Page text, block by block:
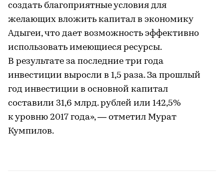
создать благоприятные условия для
желающих вложить капитал в экономику
Адыгеи, что дает возможность эффективно
использовать имеющиеся ресурсы.
В результате за последние три года
инвестиции выросли в 1,5 раза. За прошлый
год инвестиции в основной капитал
составили 31,6 млрд. рублей или 142,5%
к уровню 2017 года», — отметил Мурат
Кумпилов.